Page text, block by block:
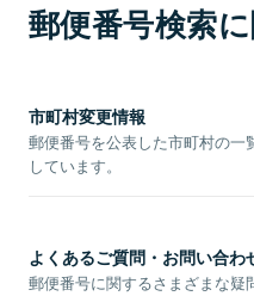
郵便番号検索
市町村変更情報
郵便番号を公表した市町村の
しています。
よくあるご質問・お問い合わ
郵便番号に関するさまざまな疑